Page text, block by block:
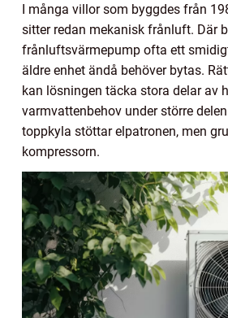
I många villor som byggdes från
sitter redan mekanisk frånluft. Där
frånluftsvärmepump ofta ett
äldre enhet ändå behöver bytas.
kan lösningen täcka stora delar av
varmvattenbehov under större
toppkyla stöttar elpatronen, men
kompressorn.